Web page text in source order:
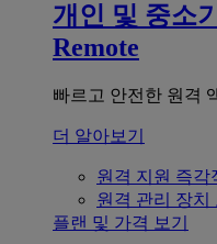
개인 및 중소
Remote
빠르고 안전한 원격
더 알아보기
원격 지원 즉각
원격 관리 장치
플랜 및 가격 보기